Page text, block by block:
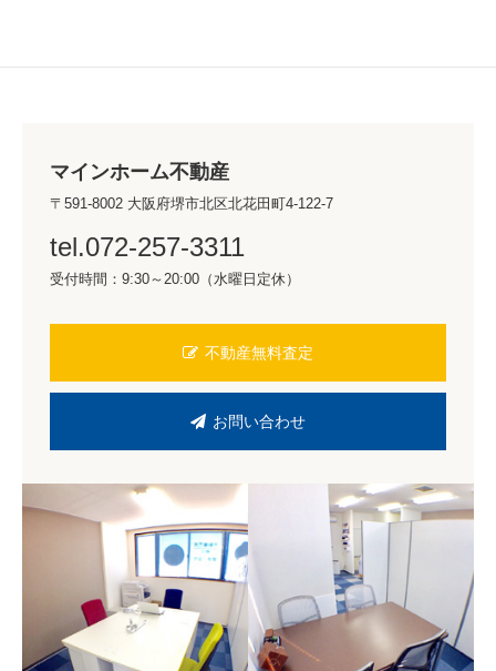
マインホーム不動産
〒591-8002 大阪府堺市北区北花田町4-122-7
tel.072-257-3311
受付時間：9:30～20:00（水曜日定休）
不動産無料査定
お問い合わせ